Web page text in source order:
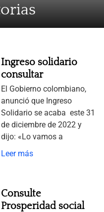
Ingreso solidario
consultar
El Gobierno colombiano,
anunció que Ingreso
Solidario se acaba este 31
de diciembre de 2022 y
dijo: «Lo vamos a
Leer más
Consulte
Prosperidad social